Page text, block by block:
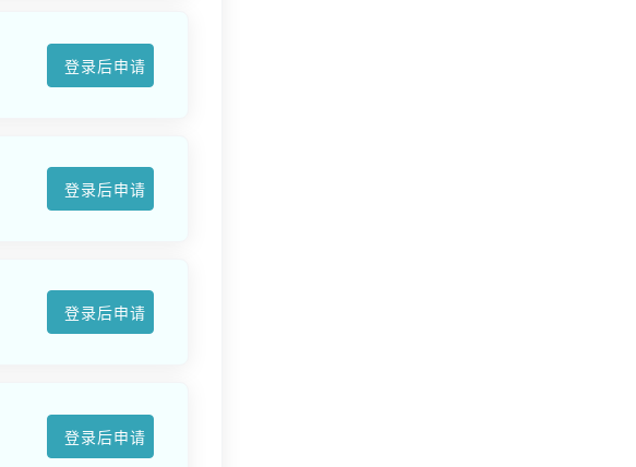
登录后申请
登录后申请
登录后申请
登录后申请